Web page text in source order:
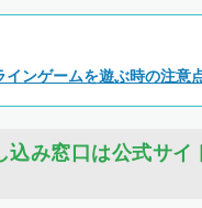
ンゲームを遊ぶ時の注意
込み窓口は公式サイ